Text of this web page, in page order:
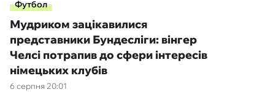
Футбол
6 серпня 20:01
Мудриком зацікавилися
представники Бундесліги: вінгер
Челсі потрапив до сфери інтересів
німецьких клубів